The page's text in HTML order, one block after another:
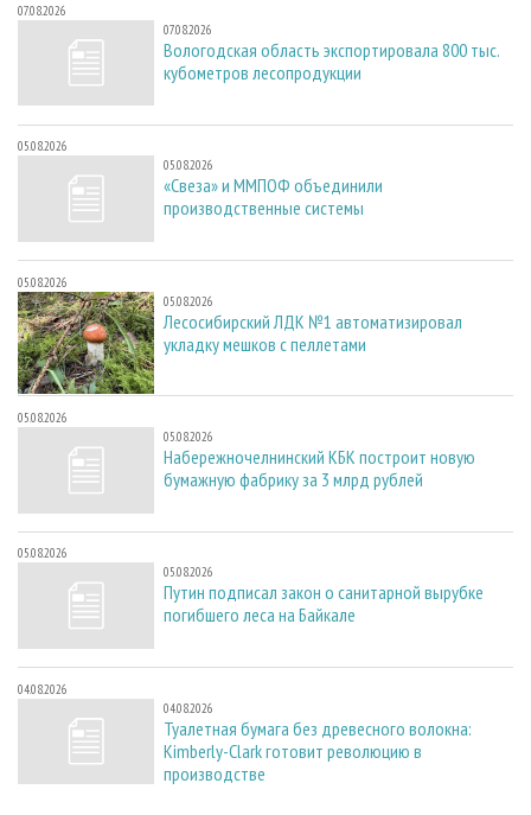
07.08.2026
07.08.2026
Вологодская область экспортировала 800 тыс.
кубометров лесопродукции
05.08.2026
05.08.2026
«Свеза» и ММПОФ объединили
производственные системы
05.08.2026
05.08.2026
Лесосибирский ЛДК №1 автоматизировал
укладку мешков с пеллетами
05.08.2026
05.08.2026
Набережночелнинский КБК построит новую
бумажную фабрику за 3 млрд рублей
05.08.2026
05.08.2026
Путин подписал закон о санитарной вырубке
погибшего леса на Байкале
04.08.2026
04.08.2026
Туалетная бумага без древесного волокна:
Kimberly-Clark готовит революцию в
производстве